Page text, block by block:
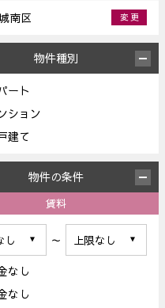
南区 変 更
物件種別
ート
ション
建て
物件の条件
賃料
～
なし
なし